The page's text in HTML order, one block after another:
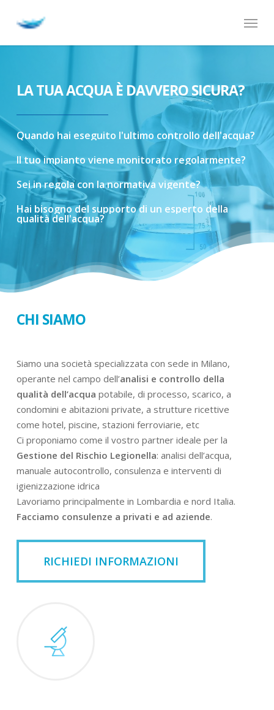
Menu
LA TUA ACQUA È DAVVERO SICURA?
Quando hai eseguito l'ultimo controllo dell'acqua?
Il tuoimpianto viene monitorato regolarmente?
Seiinregola con lanormativa vigente?
Hai bisognodel supportodi un esperto della
qualitàdell'acqua?
CHI SIAMO
Siamo una società specializzata con sede in Milano,
operante nel campo dell’analisi e controllo della
qualità dell’acqua potabile, di processo, scarico, a
condomini e abitazioni private, a strutture ricettive
come hotel, piscine, stazioni ferroviarie, etc
Ci proponiamo come il vostro partner ideale per la
Gestione del Rischio Legionella: analisi dell’acqua,
manuale autocontrollo, consulenza e interventi di
igienizzazione idrica
Lavoriamo principalmente in Lombardia e nord Italia.
Facciamo consulenze a privati e ad aziende.
RICHIEDI INFORMAZIONI